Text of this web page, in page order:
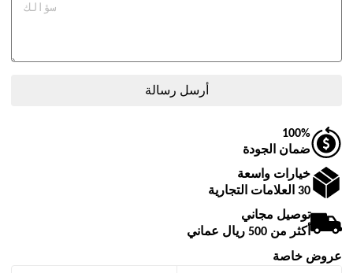
100%
ضمان الجودة
خيارات واسعة
30 العلامات التجارية
توصيل مجاني
أكثر من 500 ريال عماني
عروض خاصة